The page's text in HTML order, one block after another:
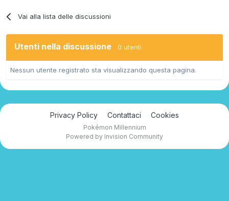
Vai alla lista delle discussioni
Utenti nella discussione 0 utenti
Nessun utente registrato sta visualizzando questa pagina.
Privacy Policy Contattaci Cookies
Pokémon Millennium
Powered by Invision Community